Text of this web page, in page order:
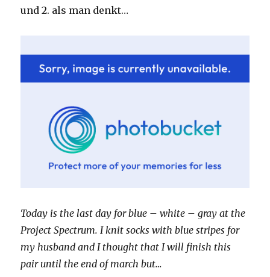
und 2. als man denkt…
Today is the last day for blue – white – gray at the
Project Spectrum. I knit socks with blue stripes for
my husband and I thought that I will finish this
pair until the end of march but…